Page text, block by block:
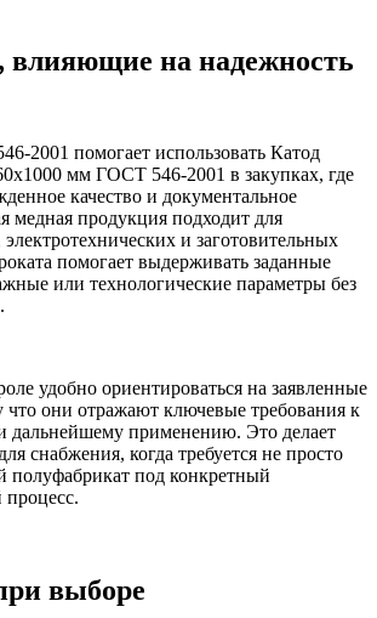
на надежность
2001 помогает использовать Катод
мм ГОСТ 546-2001 в закупках, где
качество и документальное
медная продукция подходит для
и заготовительных
помогает выдерживать заданные
или технологические параметры без
удобно ориентироваться на заявленные
что они отражают ключевые требования к
дальнейшему применению. Это делает
снабжения, когда требуется не просто
полуфабрикат под конкретный
выборе